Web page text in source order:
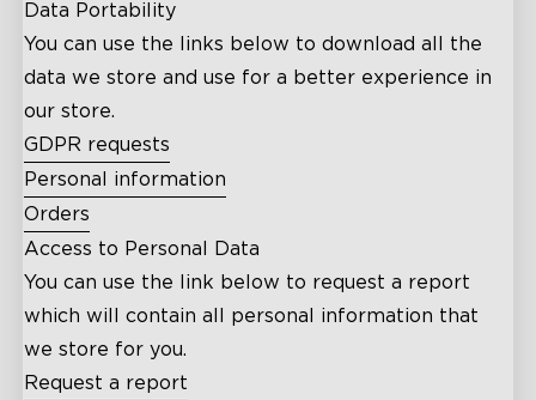
Data Portability
You can use the links below to download all the
data we store and use for a better experience in
our store.
GDPR requests
Personal information
Orders
Access to Personal Data
You can use the link below to request a report
which will contain all personal information that
we store for you.
Request a report